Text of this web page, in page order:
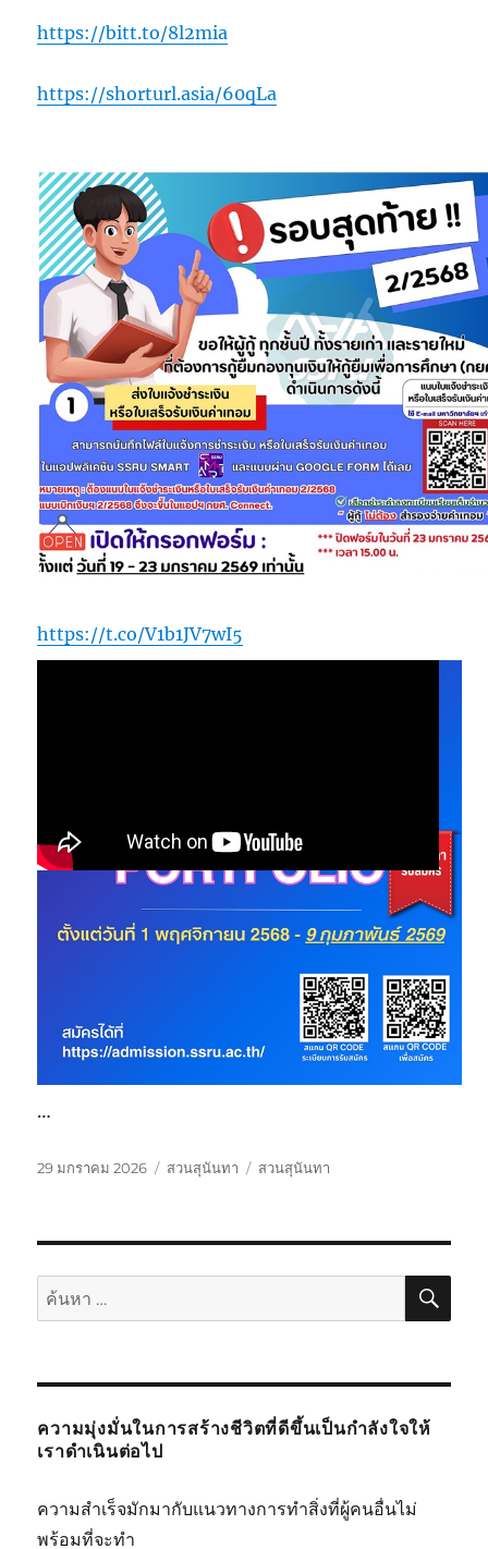
https://bitt.to/8l2mia
https://shorturl.asia/60qLa
https://t.co/V1b1JV7wI5
…
เขียน
29 มกราคม 2026
หมวด
สวนสุนันทา
ป้าย
สวนสุนันทา
ค้นหา: ค้น
ความมุ่งมั่นในการสร้างชีวิตที่ดีขึ้นเป็นกำลังใจให้
เราดำเนินต่อไป
ความสำเร็จมักมากับแนวทางการทำสิ่งที่ผู้คนอื่นไม่
พร้อมที่จะทำ